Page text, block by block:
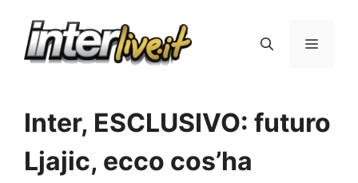
Menu
Inter, ESCLUSIVO: futuro
Ljajic, ecco cos’ha